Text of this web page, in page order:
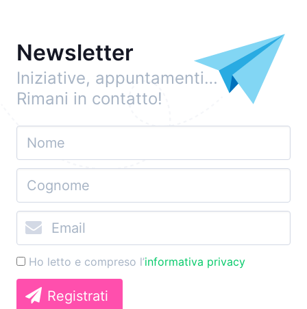
Newsletter
Iniziative, appuntamenti…
Rimani in contatto!
Ho letto e compreso l’informativa privacy
Registrati